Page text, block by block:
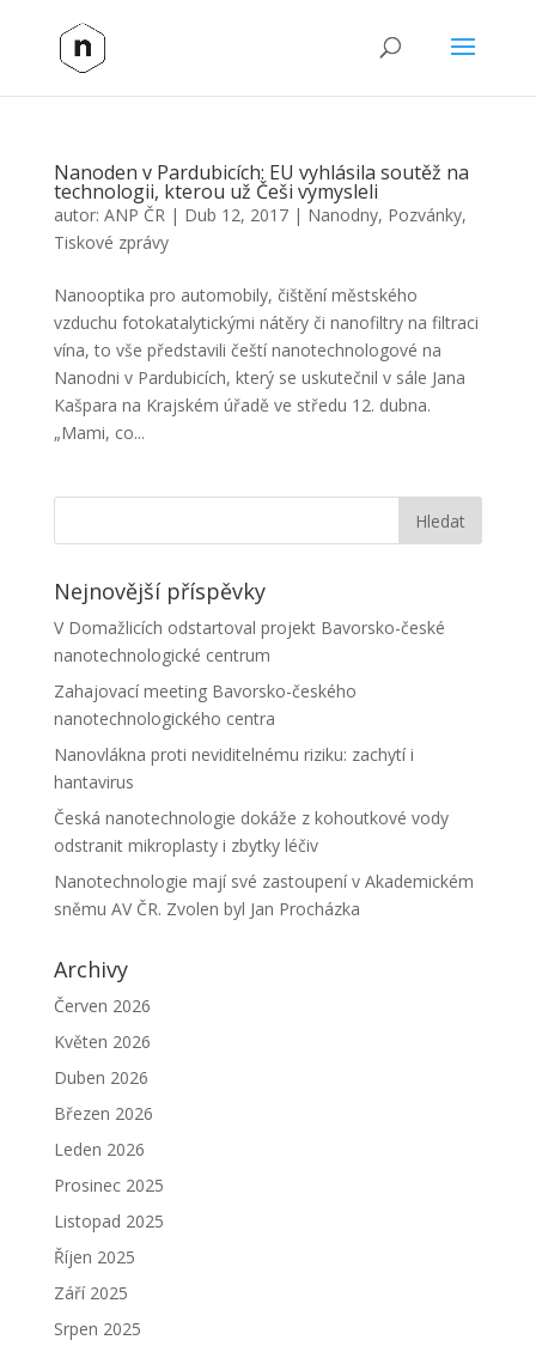
Nanoden v Pardubicích: EU vyhlásila soutěž na
technologii, kterou už Češi vymysleli
autor: ANP ČR| Dub 12, 2017| Nanodny, Pozvánky,
Tiskové zprávy
Nanooptika pro automobily, čištění městského
vzduchu fotokatalytickými nátěry či nanofiltry na filtraci
vína, to vše představili čeští nanotechnologové na
Nanodni v Pardubicích, který se uskutečnil v sále Jana
Kašpara na Krajském úřadě ve středu 12. dubna.
„Mami, co...
Nejnovější příspěvky
V Domažlicích odstartoval projekt Bavorsko-české
nanotechnologické centrum
Zahajovací meeting Bavorsko-českého
nanotechnologického centra
Nanovlákna proti neviditelnému riziku: zachytí i
hantavirus
Česká nanotechnologie dokáže z kohoutkové vody
odstranit mikroplasty i zbytky léčiv
Nanotechnologie mají své zastoupení v Akademickém
sněmu AV ČR. Zvolen byl Jan Procházka
Archivy
Červen 2026
Květen 2026
Duben 2026
Březen 2026
Leden 2026
Prosinec 2025
Listopad 2025
Říjen 2025
Září 2025
Srpen 2025